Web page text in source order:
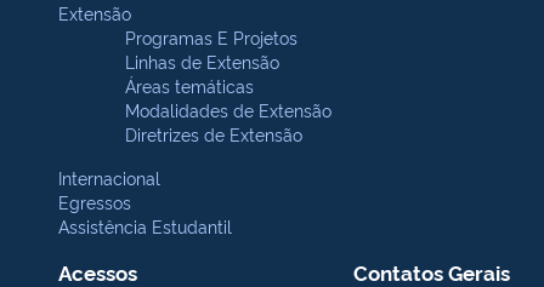
Extensão
Programas E Projetos
Linhas de Extensão
Áreas temáticas
Modalidades de Extensão
Diretrizes de Extensão
Internacional
Egressos
Assistência Estudantil
Acessos Contatos Gerais